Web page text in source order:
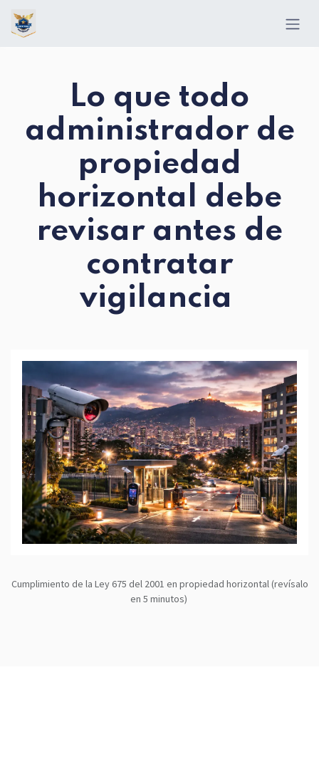
Lo que todo
administrador de
propiedad
horizontal debe
revisar antes de
contratar
vigilancia
Cumplimiento de la Ley 675 del 2001 en propiedad horizontal (revísalo
en 5 minutos)